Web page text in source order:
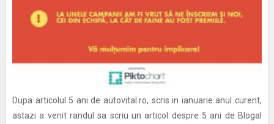
Dupa articolul 5 ani de autovital.ro, scris in ianuarie anul curent,
astazi a venit randul sa scriu un articol despre 5 ani de Blogal